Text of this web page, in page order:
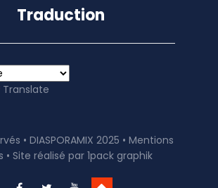
Traduction
Translate
• DIASPORAMIX 2025 • Mentions
• Site réalisé par 1pack graphik